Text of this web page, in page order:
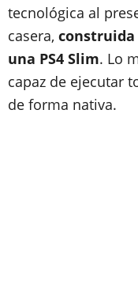
tecnológica al
casera, construida
una PS4 Slim. Lo
capaz de ejecutar
de forma nativa.